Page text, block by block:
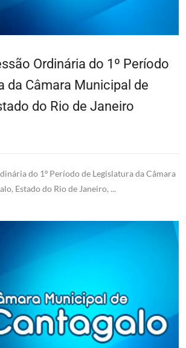
Ordinária do 1º Período
da Câmara Municipal de
do Rio de Janeiro
do 1º Período de Legislatura da Câmara
Estado do Rio de Janeiro, ...